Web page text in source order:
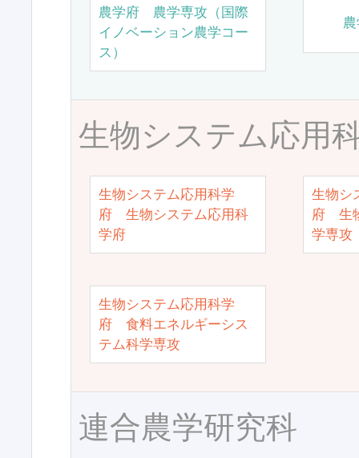
農学府 農学専攻（国際
イノベーション農学コー
ス）
生物システム応用
生物システム応用科学
府 生物システム応用科
学府
生物シ
府 生
学専攻
生物システム応用科学
府 食料エネルギーシス
テム科学専攻
連合農学研究科